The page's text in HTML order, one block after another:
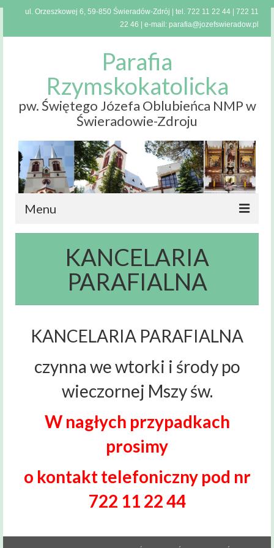
ul. Orzeszkowej 6, 59-850 Świeradów-Zdrój | tel. 722 11 22 44
722 11
22 46 | e-mail: parafia@jozefswieradow.pl
Parafia
Rzymskokatolicka
pw. Świętego Józefa Oblubieńca NMP w
Świeradowie-Zdroju
Menu
Msze święte
i nabożeństwa
Parafialna
Święte
Sakrament Chrztu
Sakrament Bierzmowania
Sakrament Małżeństwa
KANCELARIA
PARAFIALNA
KANCELARIA PARAFIALNA
czynna we wtorki i środy po
wieczornej Mszy św.
W nagłych przypadkach
prosimy
o kontakt telefoniczny pod nr
722 11 22 44